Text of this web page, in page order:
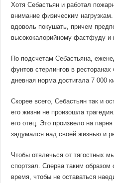
Хотя Себастьян и работал
внимание физическим
вдоволь покушать, причем
высококалорийному фастфуду и
По подсчетам Себастьяна,
фунтов стерлингов в ресторанах
дневная норма достигала 7 000
Скорее всего, Себастьян так и
его жизни не произошла
его отец. Это произвело на
задумался над своей жизнью и
Чтобы отвлечься от тягостных
спортзал. Сперва таким образом
время, чтобы не оставаться